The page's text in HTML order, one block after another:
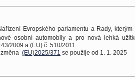
Evropského parlamentu a Rady,
osobní automobily a pro nová lehká
2009 a (EU) č. 510/2011
(EU)2025/371 se použije od 1. 1. 2025